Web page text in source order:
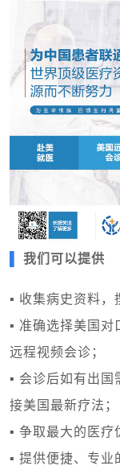
我们可以提供
▪ 收集病史资料，
▪ 准确选择美国
远程视频会诊；
▪ 会诊后如有出
接美国最新疗法；
▪ 争取最大的医疗
▪ 提供便捷、专业